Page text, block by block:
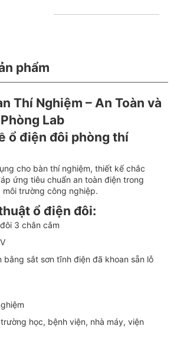
phẩm
Thí Nghiệm – An Toàn và
Lab
ổ điện đôi phòng thí
cho bàn thí nghiệm, thiết kế chắc
ứng tiêu chuẩn an toàn điện trong
trường công nghiệp.
ổ điện đôi:
3 chân cắm
bằng sắt sơn tĩnh điện đã khoan sẵn lỗ
học, bệnh viện, nhà máy, viện